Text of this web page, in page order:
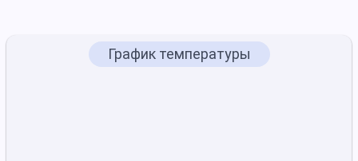
График температуры